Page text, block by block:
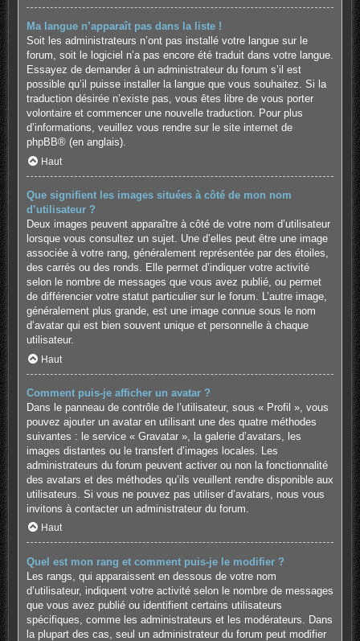
Ma langue n’apparaît pas dans la liste !
Soit les administrateurs n’ont pas installé votre langue sur le
forum, soit le logiciel n’a pas encore été traduit dans votre langue.
Essayez de demander à un administrateur du forum s’il est
possible qu’il puisse installer la langue que vous souhaitez. Si la
traduction désirée n’existe pas, vous êtes libre de vous porter
volontaire et commencer une nouvelle traduction. Pour plus
d’informations, veuillez vous rendre sur le site internet de
phpBB® (en anglais).
Haut
Que signifient les images situées à côté de mon nom
d’utilisateur ?
Deux images peuvent apparaître à côté de votre nom d’utilisateur
lorsque vous consultez un sujet. Une d’elles peut être une image
associée à votre rang, généralement représentée par des étoiles,
des carrés ou des ronds. Elle permet d’indiquer votre activité
selon le nombre de messages que vous avez publié, ou permet
de différencier votre statut particulier sur le forum. L’autre image,
généralement plus grande, est une image connue sous le nom
d’avatar qui est bien souvent unique et personnelle à chaque
utilisateur.
Haut
Comment puis-je afficher un avatar ?
Dans le panneau de contrôle de l’utilisateur, sous « Profil », vous
pouvez ajouter un avatar en utilisant une des quatre méthodes
suivantes : le service « Gravatar », la galerie d’avatars, les
images distantes ou le transfert d’images locales. Les
administrateurs du forum peuvent activer ou non la fonctionnalité
des avatars et des méthodes qu’ils veuillent rendre disponible aux
utilisateurs. Si vous ne pouvez pas utiliser d’avatars, nous vous
invitons à contacter un administrateur du forum.
Haut
Quel est mon rang et comment puis-je le modifier ?
Les rangs, qui apparaissent en dessous de votre nom
d’utilisateur, indiquent votre activité selon le nombre de messages
que vous avez publié ou identifient certains utilisateurs
spécifiques, comme les administrateurs et les modérateurs. Dans
la plupart des cas, seul un administrateur du forum peut modifier